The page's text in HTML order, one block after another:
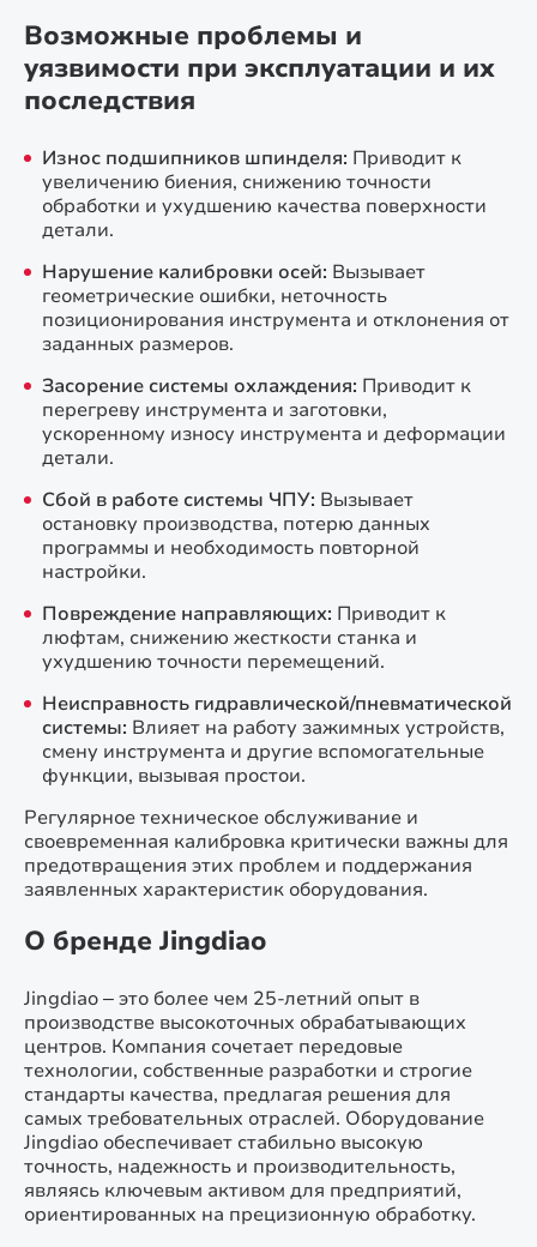
Возможные проблемы и
уязвимости при эксплуатации и их
последствия
Износ подшипников шпинделя: Приводит к
увеличению биения, снижению точности
обработки и ухудшению качества поверхности
детали.
Нарушение калибровки осей: Вызывает
геометрические ошибки, неточность
позиционирования инструмента и отклонения от
заданных размеров.
Засорение системы охлаждения: Приводит к
перегреву инструмента и заготовки,
ускоренному износу инструмента и деформации
детали.
Сбой в работе системы ЧПУ: Вызывает
остановку производства, потерю данных
программы и необходимость повторной
настройки.
Повреждение направляющих: Приводит к
люфтам, снижению жесткости станка и
ухудшению точности перемещений.
Неисправность гидравлической/пневматической
системы: Влияет на работу зажимных устройств,
смену инструмента и другие вспомогательные
функции, вызывая простои.
Регулярное техническое обслуживание и
своевременная калибровка критически важны для
предотвращения этих проблем и поддержания
заявленных характеристик оборудования.
О бренде Jingdiao
Jingdiao – это более чем 25-летний опыт в
производстве высокоточных обрабатывающих
центров. Компания сочетает передовые
технологии, собственные разработки и строгие
стандарты качества, предлагая решения для
самых требовательных отраслей. Оборудование
Jingdiao обеспечивает стабильно высокую
точность, надежность и производительность,
являясь ключевым активом для предприятий,
ориентированных на прецизионную обработку.